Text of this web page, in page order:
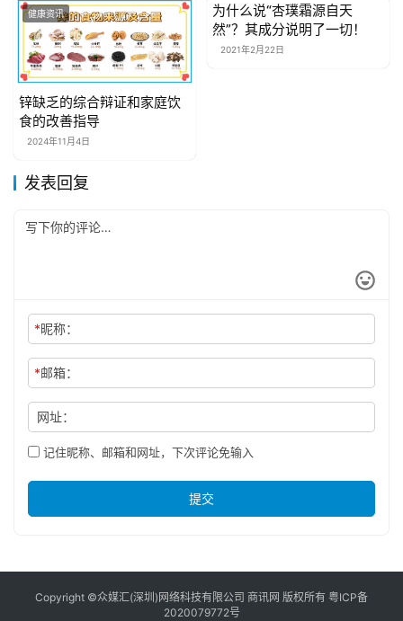
健康资讯
锌缺乏的综合辩证和家庭饮
食的改善指导
2024年11月4日
健康资讯
为什么说“杏璞霜源自天
然”？其成分说明了一切！
2021年2月22日
发表回复
*昵称：
*邮箱：
网址：
记住昵称、邮箱和网址，下次评论免输入
提交
Copyright ©众媒汇(深圳)网络科技有限公司 商讯网 版权所有 粤ICP备
2020079772号